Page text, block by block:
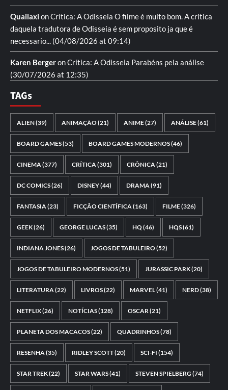
QuailaxionCrítica: A Odisseia O filme é muito bom. A critica
daquela tradutora de Odisseia é sem proposito ja que é
necessario... (04/08/2026 at 09:14)
Karen BergeronCrítica: A Odisseia Parabéns pela análise
(30/07/2026 at 12:35)
TAGs
ALIEN(39) ANIMAÇÃO(21) ANIME(27) ANÁLISE(61)
BOARD GAMES(53) BOARD GAMES MODERNOS(46)
CINEMA(377) CRÍTICA(301) CRÔNICA(21)
DC COMICS(26) DISNEY(44) DRAMA(91)
FANTASIA(23) FICÇÃO CIENTÍFICA(163) FILME(326)
GEEK(26) GEORGE LUCAS(35) HQ(46) HQS(61)
INDIANA JONES(26) JOGOS DE TABULEIRO(52)
JOGOS DE TABULEIRO MODERNOS(51) JURASSIC PARK(20)
LITERATURA(22) LIVROS(22) MARVEL(41) NERD(38)
NETFLIX(26) NOTÍCIAS(128) OSCAR(21)
PLANETA DOS MACACOS(22) QUADRINHOS(78)
RESENHA(35) RIDLEY SCOTT(20) SCI-FI (154)
STAR TREK(22) STAR WARS(41) STEVEN SPIELBERG (74)